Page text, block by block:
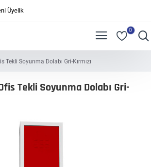
Üyelik
0
Tekli Soyunma Dolabı Gri-Kırmızı
Tekli Soyunma Dolabı Gri-